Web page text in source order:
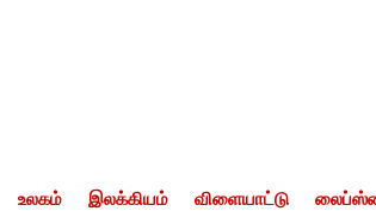
உலகம் இலக்கியம் விளையாட்டு